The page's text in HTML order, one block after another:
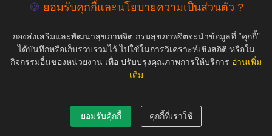
🍪 ยอมรับคุกกี้และนโยบายความเป็นส่วนตัว ?
กองส่งเสริมและพัฒนาสุขภาพจิต กรมสุขภาพจิตจะนำข้อมูลที่ “คุกกี้”
ได้บันทึกหรือเก็บรวบรวมไว้ ไปใช้ในการวิเคราะห์เชิงสถิติ หรือใน
กิจกรรมอื่นของหน่วยงาน เพื่อ ปรับปรุงคุณภาพการให้บริการ อ่านเพิ่ม
เติม
ยอมรับคุ้กกี้ คุกกี้ที่เราใช้